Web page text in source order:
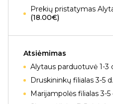
Prekių pristatymas
(18.00€)
Atsiėmimas
Alytaus parduotuvė 1-3
Druskininkų filialas 3-5
Marijampolės filialas 3-5